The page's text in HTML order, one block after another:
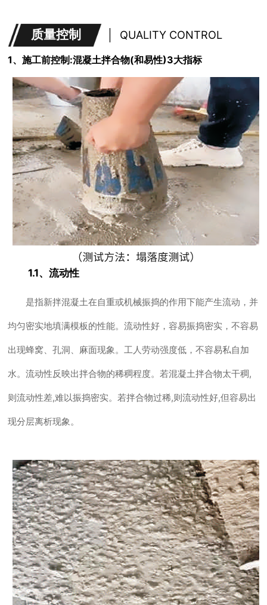
质量控制 QUALITY CONTROL
1、施工前控制:混凝土拌合物(和易性)3大指标
1.1、流动性
是指新拌混凝土在自重或机械振捣的作用下能产生流动，并
均匀密实地填满模板的性能。流动性好，容易振捣密实，不容易
出现蜂窝、孔洞、麻面现象。工人劳动强度低，不容易私自加
水。流动性反映出拌合物的稀稠程度。若混凝土拌合物太干稠,
则流动性差,难以振捣密实。若拌合物过稀,则流动性好,但容易出
现分层离析现象。